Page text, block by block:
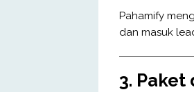
Pahamify
dan masuk
3.